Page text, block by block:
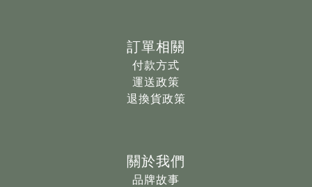
訂單相關
付款方式
運送政策
退換貨政策
關於我們
品牌故事